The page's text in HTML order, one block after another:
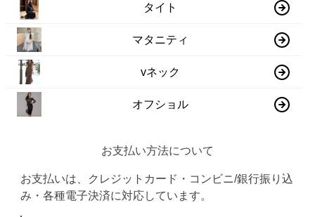
タイト
マタニティ
vネック
オフショル
お支払い方法について
お支払いは、クレジットカード・コンビニ/銀行振り込
み・各種電子決済に対応しています。